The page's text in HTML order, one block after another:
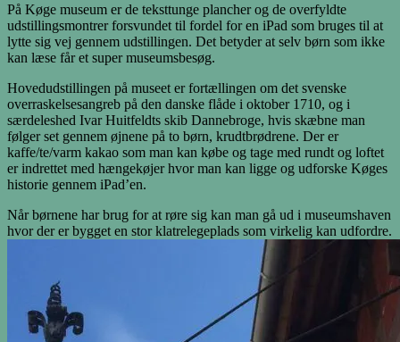
På Køge museum er de teksttunge plancher og de overfyldte
udstillingsmontrer forsvundet til fordel for en iPad som bruges til at
lytte sig vej gennem udstillingen. Det betyder at selv børn som ikke
kan læse får et super museumsbesøg.
Hovedudstillingen på museet er fortællingen om det svenske
overraskelsesangreb på den danske flåde i oktober 1710, og i
særdeleshed Ivar Huitfeldts skib Dannebroge, hvis skæbne man
følger set gennem øjnene på to børn, krudtbrødrene. Der er
kaffe/te/varm kakao som man kan købe og tage med rundt og loftet
er indrettet med hængekøjer hvor man kan ligge og udforske Køges
historie gennem iPad’en.
Når børnene har brug for at røre sig kan man gå ud i museumshaven
hvor der er bygget en stor klatrelegeplads som virkelig kan udfordre.